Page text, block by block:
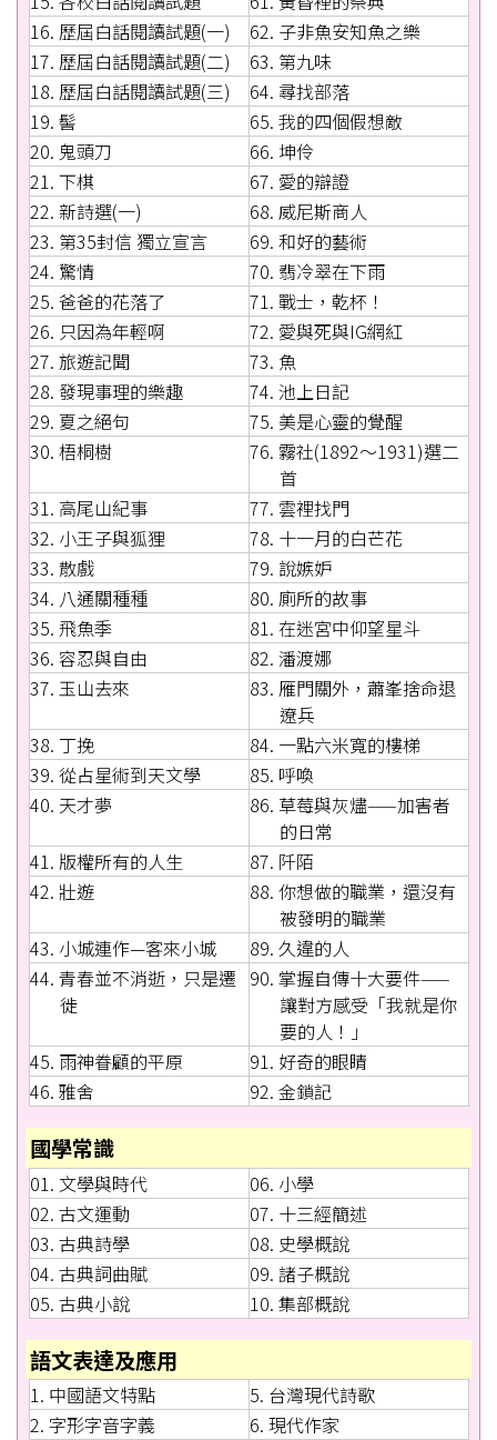
16. 歷屆白話閱讀試題(一)
62. 子非魚安知魚之樂
17. 歷屆白話閱讀試題(二)
63. 第九味
18. 歷屆白話閱讀試題(三)
64. 尋找部落
19. 髻
65. 我的四個假想敵
20. 鬼頭刀
66. 坤伶
21. 下棋
67. 愛的辯證
22. 新詩選(一)
68. 威尼斯商人
23. 第35封信 獨立宣言
69. 和好的藝術
24. 驚情
70. 翡冷翠在下雨
25. 爸爸的花落了
71. 戰士，乾杯！
26. 只因為年輕啊
72. 愛與死與IG網紅
27. 旅遊記聞
73. 魚
28. 發現事理的樂趣
74. 池上日記
29. 夏之絕句
75. 美是心靈的覺醒
30. 梧桐樹
76. 霧社(1892～1931)選二
首
31. 高尾山紀事
77. 雲裡找門
32. 小王子與狐狸
78. 十一月的白芒花
33. 散戲
79. 說嫉妒
34. 八通關種種
80. 廁所的故事
35. 飛魚季
81. 在迷宮中仰望星斗
36. 容忍與自由
82. 潘渡娜
37. 玉山去來
83. 雁門關外，蕭峯捨命退
遼兵
38. 丁挽
84. 一點六米寬的樓梯
39. 從占星術到天文學
85. 呼喚
40. 天才夢
86. 草莓與灰燼——加害者
的日常
41. 版權所有的人生
87. 阡陌
42. 壯遊
88. 你想做的職業，還沒有
被發明的職業
43. 小城連作—客來小城
89. 久違的人
44. 青春並不消逝，只是遷
徙
90. 掌握自傳十大要件——
讓對方感受「我就是你
要的人！」
45. 雨神眷顧的平原
91. 好奇的眼睛
46. 雅舍
92. 金鎖記
國學常識
01. 文學與時代
06. 小學
02. 古文運動
07. 十三經簡述
03. 古典詩學
08. 史學概說
04. 古典詞曲賦
09. 諸子概說
05. 古典小說
10. 集部概說
語文表達及應用
1. 中國語文特點
5. 台灣現代詩歌
2. 字形字音字義
6. 現代作家